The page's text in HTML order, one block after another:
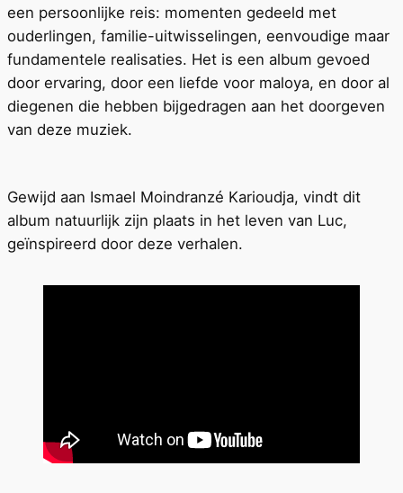
een persoonlijke reis: momenten gedeeld met
ouderlingen, familie-uitwisselingen, eenvoudige maar
fundamentele realisaties. Het is een album gevoed
door ervaring, door een liefde voor maloya, en door al
diegenen die hebben bijgedragen aan het doorgeven
van deze muziek.
Gewijd aan Ismael Moindranzé Karioudja, vindt dit
album natuurlijk zijn plaats in het leven van Luc,
geïnspireerd door deze verhalen.